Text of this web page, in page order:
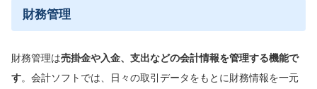
財務管理
財務管理は売掛金や入金、支出などの会計情報を管理する機能で
す。会計ソフトでは、日々の取引データをもとに財務情報を一元